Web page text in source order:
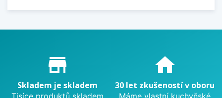
Proč nakupovat u nás?
store_mall_directory
Skladem je skladem
home
30 let zkušeností v oboru